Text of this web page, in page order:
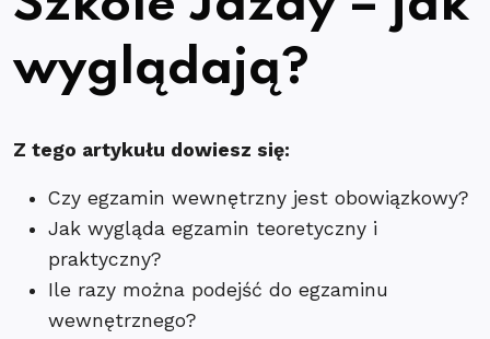
wyglądają?
Z tego artykułu dowiesz się:
Czy egzamin wewnętrzny jest obowiązkowy?
Jak wygląda egzamin teoretyczny i
praktyczny?
Ile razy można podejść do egzaminu
wewnętrznego?